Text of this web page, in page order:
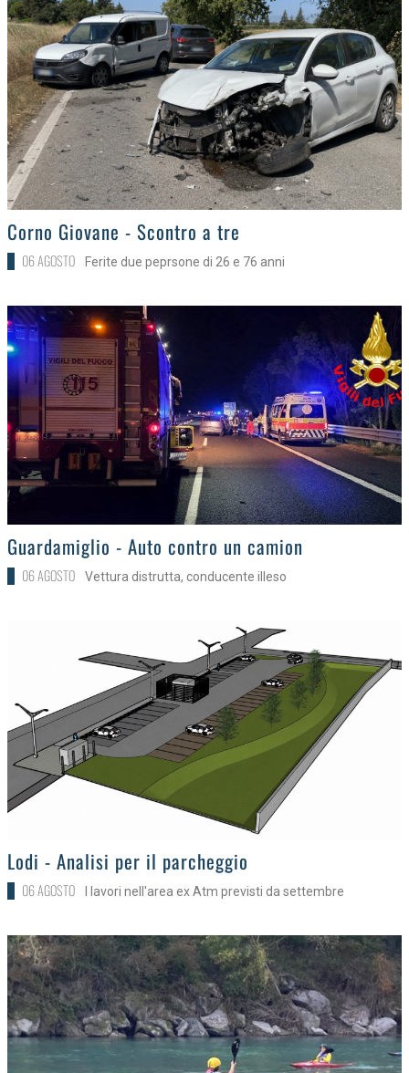
>
Corno Giovane - Scontro a tre
06 AGOSTO Ferite due peprsone di 26 e 76 anni
>
Guardamiglio - Auto contro un camion
06 AGOSTO Vettura distrutta, conducente illeso
>Lodi - Analisi per il parcheggio
06 AGOSTO I lavori nell'area ex Atm previsti da settembre